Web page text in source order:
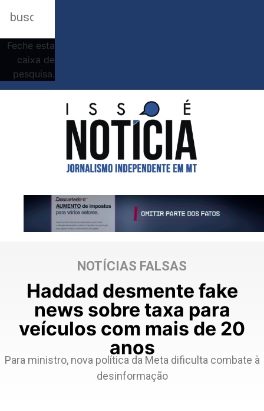
Feche esta
caixa de
pesquisa.
NOTÍCIAS FALSAS
Haddad desmente fake
news sobre taxa para
veículos com mais de 20
anos
Para ministro, nova política da Meta dificulta combate à
desinformação